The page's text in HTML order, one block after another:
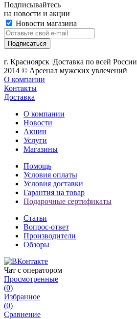
Подписывайтесь
на новости и акции
Новости магазина
г. Красноярск |Доставка по всей России
2014 © Арсенал мужских увлечений
О компании
Контакты
Доставка
О компании
Новости
Акции
Услуги
Магазины
Помощь
Условия оплаты
Условия доставки
Гарантия на товар
Подарочные сертификаты
Статьи
Вопрос-ответ
Производители
Обзоры
Чат с оператором
Просмотренные
(0)
Избранное
(0)
Сравнение